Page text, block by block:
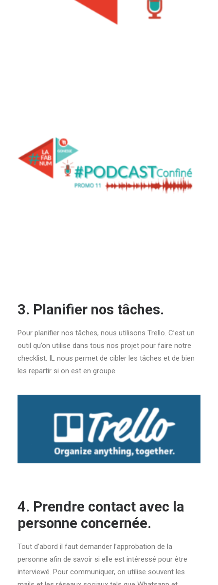
3. Planifier nos tâches.
Pour planifier nos tâches, nous utilisons Trello. C’est un
outil qu’on utilise dans tous nos projet pour faire notre
checklist. IL nous permet de cibler les tâches et de bien
les repartir si on est en groupe.
4. Prendre contact avec la
personne concernée.
Tout d’abord il faut demander l’approbation de la
personne afin de savoir si elle est intéressé pour être
interviewé. Pour communiquer, on utilise souvent les